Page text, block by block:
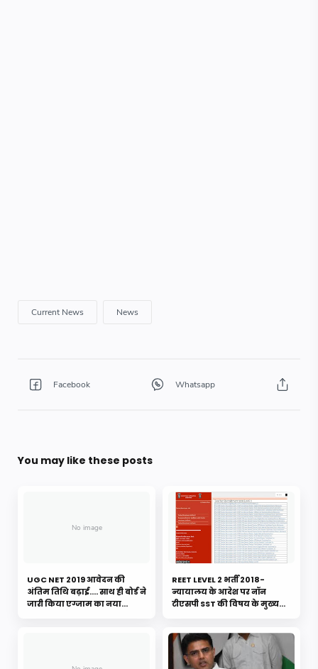
You may like these posts
UGC NET 2019 आवेदन की
अंतिम तिथि बढ़ाई.... साथ ही बोर्ड ने
जारी किया एग्जाम का नया
REET LEVEL 2 भर्ती 2018-
न्यायालय के आदेश पर नॉन
टीएसपी SST की विषय के मुख्य